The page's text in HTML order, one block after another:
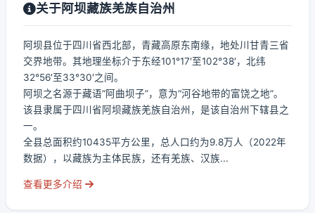
关于阿坝藏族羌族自治州
阿坝县位于四川省西北部，青藏高原东南缘，地处川甘青三省
交界地带。其地理坐标介于东经101°17′至102°38′，北纬
32°56′至33°30′之间。
阿坝之名源于藏语“阿曲坝子”，意为“河谷地带的富饶之地”。
该县隶属于四川省阿坝藏族羌族自治州，是该自治州下辖县之
一。
全县总面积约10435平方公里，总人口约为9.8万人（2022年
数据），以藏族为主体民族，还有羌族、汉族...
查看更多介绍